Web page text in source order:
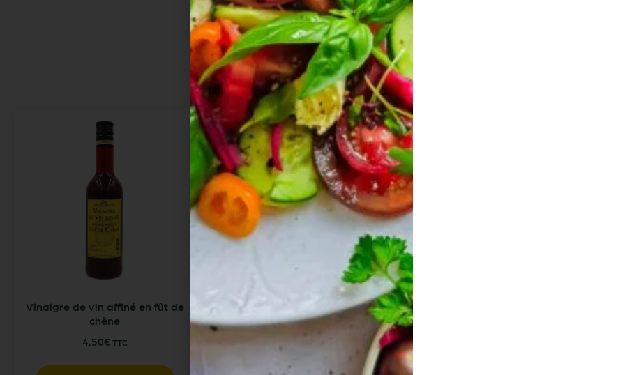
Vous aimerez aussi
Vinaigre de vin affiné en fût de
chêne
4,50€ TTC
Terrine de campagne aux
aromates de Provence
11,55€